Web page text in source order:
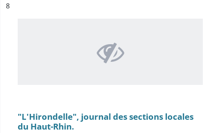
n°
8
"L'Hirondelle", journal des sections locales
du Haut-Rhin.